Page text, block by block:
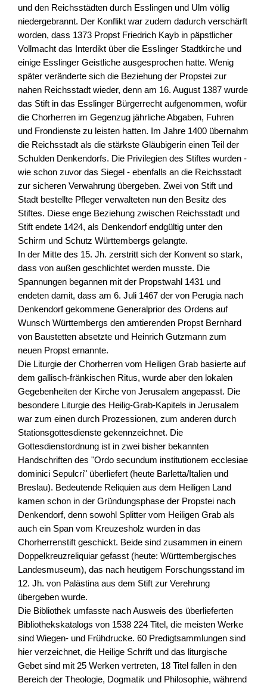
und den Reichsstädten durch Esslingen und Ulm völlig
niedergebrannt. Der Konflikt war zudem dadurch verschärft
worden, dass 1373 Propst Friedrich Kayb in päpstlicher
Vollmacht das Interdikt über die Esslinger Stadtkirche und
einige Esslinger Geistliche ausgesprochen hatte. Wenig
später veränderte sich die Beziehung der Propstei zur
nahen Reichsstadt wieder, denn am 16. August 1387 wurde
das Stift in das Esslinger Bürgerrecht aufgenommen, wofür
die Chorherren im Gegenzug jährliche Abgaben, Fuhren
und Frondienste zu leisten hatten. Im Jahre 1400 übernahm
die Reichsstadt als die stärkste Gläubigerin einen Teil der
Schulden Denkendorfs. Die Privilegien des Stiftes wurden -
wie schon zuvor das Siegel - ebenfalls an die Reichsstadt
zur sicheren Verwahrung übergeben. Zwei von Stift und
Stadt bestellte Pfleger verwalteten nun den Besitz des
Stiftes. Diese enge Beziehung zwischen Reichsstadt und
Stift endete 1424, als Denkendorf endgültig unter den
Schirm und Schutz Württembergs gelangte.
In der Mitte des 15. Jh. zerstritt sich der Konvent so stark,
dass von außen geschlichtet werden musste. Die
Spannungen begannen mit der Propstwahl 1431 und
endeten damit, dass am 6. Juli 1467 der von Perugia nach
Denkendorf gekommene Generalprior des Ordens auf
Wunsch Württembergs den amtierenden Propst Bernhard
von Baustetten absetzte und Heinrich Gutzmann zum
neuen Propst ernannte.
Die Liturgie der Chorherren vom Heiligen Grab basierte auf
dem gallisch-fränkischen Ritus, wurde aber den lokalen
Gegebenheiten der Kirche von Jerusalem angepasst. Die
besondere Liturgie des Heilig-Grab-Kapitels in Jerusalem
war zum einen durch Prozessionen, zum anderen durch
Stationsgottesdienste gekennzeichnet. Die
Gottesdienstordnung ist in zwei bisher bekannten
Handschriften des "Ordo secundum institutionem ecclesiae
dominici Sepulcri" überliefert (heute Barletta/Italien und
Breslau). Bedeutende Reliquien aus dem Heiligen Land
kamen schon in der Gründungsphase der Propstei nach
Denkendorf, denn sowohl Splitter vom Heiligen Grab als
auch ein Span vom Kreuzesholz wurden in das
Chorherrenstift geschickt. Beide sind zusammen in einem
Doppelkreuzreliquiar gefasst (heute: Württembergisches
Landesmuseum), das nach heutigem Forschungsstand im
12. Jh. von Palästina aus dem Stift zur Verehrung
übergeben wurde.
Die Bibliothek umfasste nach Ausweis des überlieferten
Bibliothekskatalogs von 1538 224 Titel, die meisten Werke
sind Wiegen- und Frühdrucke. 60 Predigtsammlungen sind
hier verzeichnet, die Heilige Schrift und das liturgische
Gebet sind mit 25 Werken vertreten, 18 Titel fallen in den
Bereich der Theologie, Dogmatik und Philosophie, während